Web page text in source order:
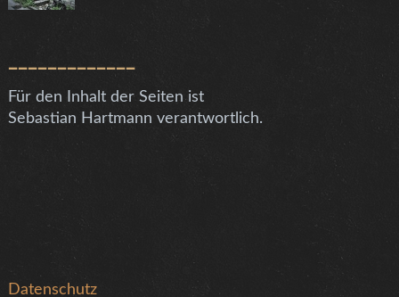
Für den Inhalt der Seiten ist
Sebastian Hartmann verantwortlich.
Datenschutz